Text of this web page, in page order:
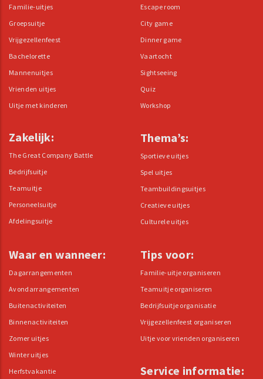
Familie-uitjes
Groepsuitje
Vrijgezellenfeest
Bachelorette
Mannenuitjes
Vrienden uitjes
Uitje met kinderen
Zakelijk:
The Great Company Battle
Bedrijfsuitje
Teamuitje
Personeelsuitje
Afdelingsuitje
Escape room
City game
Dinner game
Vaartocht
Sightseeing
Quiz
Workshop
Thema’s:
Sportieve uitjes
Spel uitjes
Teambuildingsuitjes
Creatieve uitjes
Culturele uitjes
Waar en wanneer:
Dagarrangementen
Avondarrangementen
Buitenactiviteiten
Binnenactiviteiten
Zomer uitjes
Winter uitjes
Herfstvakantie
Tips voor:
Familie-uitje organiseren
Teamuitje organiseren
Bedrijfsuitje organisatie
Vrijgezellenfeest organiseren
Uitje voor vrienden organiseren
Service informatie: